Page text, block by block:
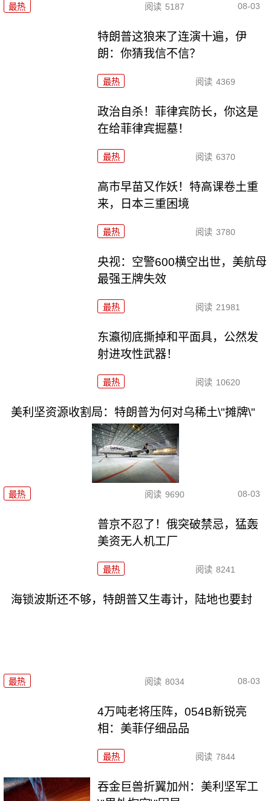
最热 阅读 5187 08-03
特朗普这狼来了连演十遍，伊
朗：你猜我信不信？
最热 阅读 4369
政治自杀！菲律宾防长，你这是
在给菲律宾掘墓！
最热 阅读 6370
高市早苗又作妖！特高课卷土重
来，日本三重困境
最热 阅读 3780
央视：空警600横空出世，美航母
最强王牌失效
最热 阅读 21981
东瀛彻底撕掉和平面具，公然发
射进攻性武器！
最热 阅读 10620
美利坚资源收割局：特朗普为何对乌稀土\"摊牌\"
最热 阅读 9690 08-03
普京不忍了！俄突破禁忌，猛轰
美资无人机工厂
最热 阅读 8241
海锁波斯还不够，特朗普又生毒计，陆地也要封
最热 阅读 8034 08-03
4万吨老将压阵，054B新锐亮
相：美菲仔细品品
最热 阅读 7844
吞金巨兽折翼加州：美利坚军工